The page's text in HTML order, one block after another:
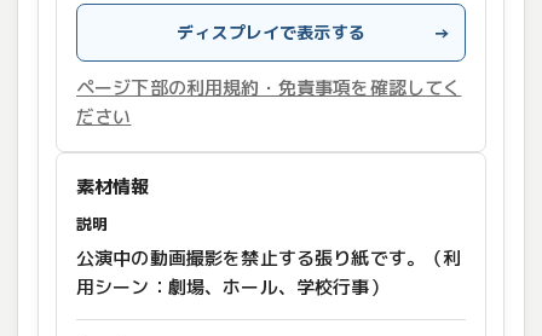
ディスプレイで表示する →
ページ下部の利用規約・免責事項を確認してく
ださい
素材情報
説明
公演中の動画撮影を禁止する張り紙です。（利
用シーン：劇場、ホール、学校行事）